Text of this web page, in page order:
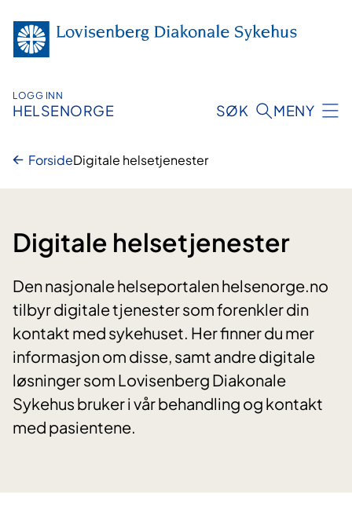
innhold
LOGG INN
HELSENORGE SØK MENY
ForsideDigitale helsetjenester
Digitale helsetjenester
Den nasjonale helseportalen helsenorge.no
tilbyr digitale tjenester som forenkler din
kontakt med sykehuset. Her finner du mer
informasjon om disse, samt andre digitale
løsninger som Lovisenberg Diakonale
Sykehus bruker i vår behandling og kontakt
med pasientene.